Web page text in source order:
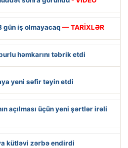
gün iş olmayacaq — TARİXLƏR
həmkarını təbrik etdi
yeni səfir təyin etdi
açılması üçün yeni şərtlər irəli
kütləvi zərbə endirdi